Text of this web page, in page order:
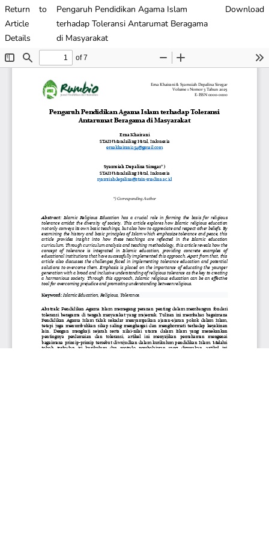
Return to
Article
Details
Pengaruh Pendidikan Agama Islam
terhadap Toleransi Antarumat Beragama
di Masyarakat
Download